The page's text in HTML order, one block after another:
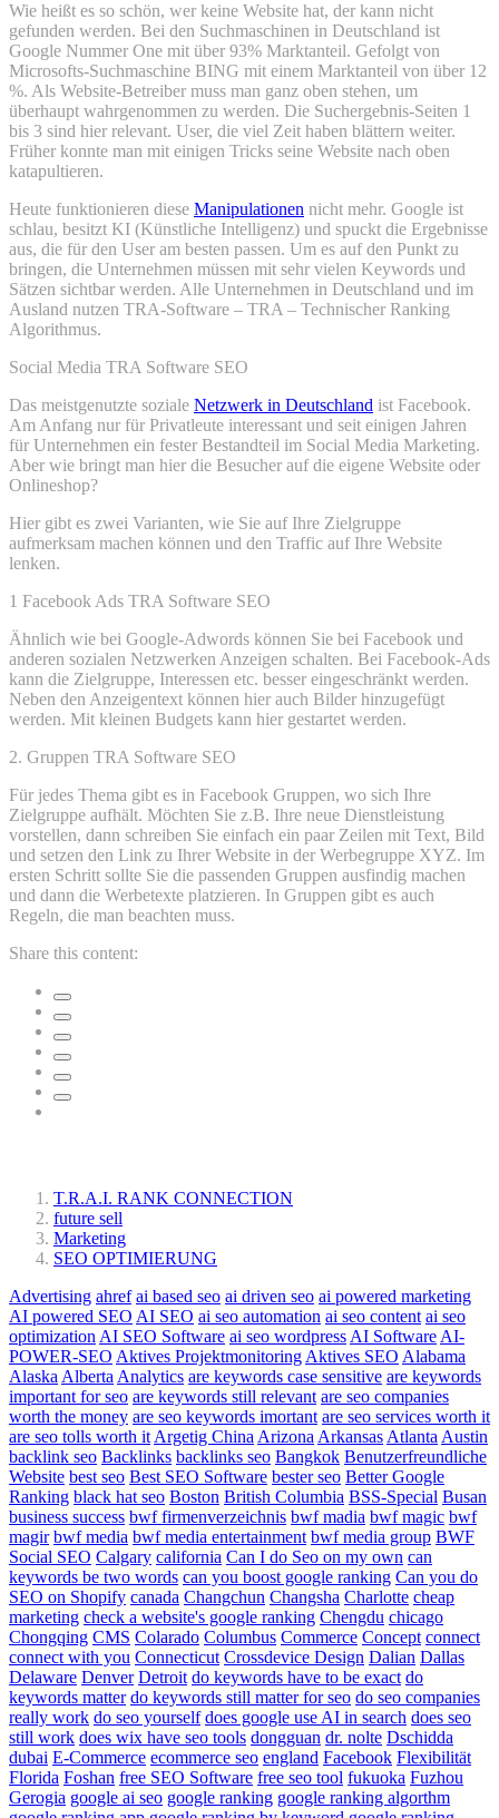
Wie heißt es so schön, wer keine Website hat, der kann nicht
gefunden werden. Bei den Suchmaschinen in Deutschland ist
Google Nummer One mit über 93% Marktanteil. Gefolgt von
Microsofts-Suchmaschine BING mit einem Marktanteil von über 12
%. Als Website-Betreiber muss man ganz oben stehen, um
überhaupt wahrgenommen zu werden. Die Suchergebnis-Seiten 1
bis 3 sind hier relevant. User, die viel Zeit haben blättern weiter.
Früher konnte man mit einigen Tricks seine Website nach oben
katapultieren.
Heute funktionieren diese Manipulationen nicht mehr. Google ist
schlau, besitzt KI (Künstliche Intelligenz) und spuckt die Ergebnisse
aus, die für den User am besten passen. Um es auf den Punkt zu
bringen, die Unternehmen müssen mit sehr vielen Keywords und
Sätzen sichtbar werden. Alle Unternehmen in Deutschland und im
Ausland nutzen TRA-Software – TRA – Technischer Ranking
Algorithmus.
Social Media TRA Software SEO
Das meistgenutzte soziale Netzwerk in Deutschland ist Facebook.
Am Anfang nur für Privatleute interessant und seit einigen Jahren
für Unternehmen ein fester Bestandteil im Social Media Marketing.
Aber wie bringt man hier die Besucher auf die eigene Website oder
Onlineshop?
Hier gibt es zwei Varianten, wie Sie auf Ihre Zielgruppe
aufmerksam machen können und den Traffic auf Ihre Website
lenken.
1 Facebook Ads TRA Software SEO
Ähnlich wie bei Google-Adwords können Sie bei Facebook und
anderen sozialen Netzwerken Anzeigen schalten. Bei Facebook-Ads
kann die Zielgruppe, Interessen etc. besser eingeschränkt werden.
Neben den Anzeigentext können hier auch Bilder hinzugefügt
werden. Mit kleinen Budgets kann hier gestartet werden.
2. Gruppen TRA Software SEO
Für jedes Thema gibt es in Facebook Gruppen, wo sich Ihre
Zielgruppe aufhält. Möchten Sie z.B. Ihre neue Dienstleistung
vorstellen, dann schreiben Sie einfach ein paar Zeilen mit Text, Bild
und setzen den Link zu Ihrer Website in der Werbegruppe XYZ. Im
ersten Schritt sollte Sie die passenden Gruppen ausfindig machen
und dann die Werbetexte platzieren. In Gruppen gibt es auch
Regeln, die man beachten muss.
Share this content:
T.R.A.I. RANK CONNECTION
future sell
Marketing
SEO OPTIMIERUNG
Advertising ahref ai based seo ai driven seo ai powered marketing
AI powered SEO AI SEO ai seo automation ai seo content ai seo
optimization AI SEO Software ai seo wordpress AI Software AI-
POWER-SEO Aktives Projektmonitoring Aktives SEO Alabama
Alaska Alberta Analytics are keywords case sensitive are keywords
important for seo are keywords still relevant are seo companies
worth the money are seo keywords imortant are seo services worth it
are seo tolls worth it Argetig China Arizona Arkansas Atlanta Austin
backlink seo Backlinks backlinks seo Bangkok Benutzerfreundliche
Website best seo Best SEO Software bester seo Better Google
Ranking black hat seo Boston British Columbia BSS-Special Busan
business success bwf firmenverzeichnis bwf madia bwf magic bwf
magir bwf media bwf media entertainment bwf media group BWF
Social SEO Calgary california Can I do Seo on my own can
keywords be two words can you boost google ranking Can you do
SEO on Shopify canada Changchun Changsha Charlotte cheap
marketing check a website's google ranking Chengdu chicago
Chongqing CMS Colarado Columbus Commerce Concept connect
connect with you Connecticut Crossdevice Design Dalian Dallas
Delaware Denver Detroit do keywords have to be exact do
keywords matter do keywords still matter for seo do seo companies
really work do seo yourself does google use AI in search does seo
still work does wix have seo tools dongguan dr. nolte Dschidda
dubai E-Commerce ecommerce seo england Facebook Flexibilität
Florida Foshan free SEO Software free seo tool fukuoka Fuzhou
Gerogia google ai seo google ranking google ranking algorthm